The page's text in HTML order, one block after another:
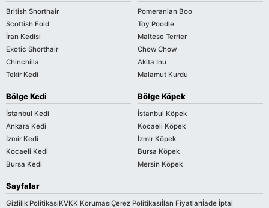
British Shorthair
Scottish Fold
İran Kedisi
Exotic Shorthair
Chinchilla
Tekir Kedi
Pomeranian Boo
Toy Poodle
Maltese Terrier
Chow Chow
Akita Inu
Malamut Kurdu
Bölge Kedi
İstanbul Kedi
Ankara Kedi
İzmir Kedi
Kocaeli Kedi
Bursa Kedi
Bölge Köpek
İstanbul Köpek
Kocaeli Köpek
İzmir Köpek
Bursa Köpek
Mersin Köpek
Sayfalar
Gizlilik PolitikasıKVKK KorumasıÇerez Politikasıİlan Fiyatlarıİade İptal